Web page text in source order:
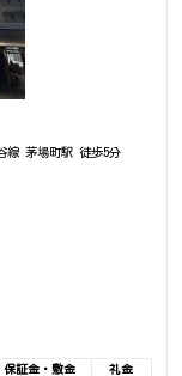
線 茅場町駅 徒歩5分
保証金・敷金 礼金